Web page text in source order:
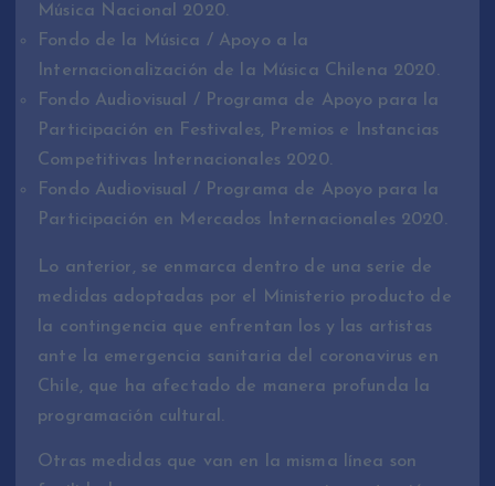
Música Nacional 2020.
Fondo de la Música / Apoyo a la
Internacionalización de la Música Chilena 2020.
Fondo Audiovisual / Programa de Apoyo para la
Participación en Festivales, Premios e Instancias
Competitivas Internacionales 2020.
Fondo Audiovisual / Programa de Apoyo para la
Participación en Mercados Internacionales 2020.
Lo anterior, se enmarca dentro de una serie de
medidas adoptadas por el Ministerio producto de
la contingencia que enfrentan los y las artistas
ante la emergencia sanitaria del coronavirus en
Chile, que ha afectado de manera profunda la
programación cultural.
Otras medidas que van en la misma línea son